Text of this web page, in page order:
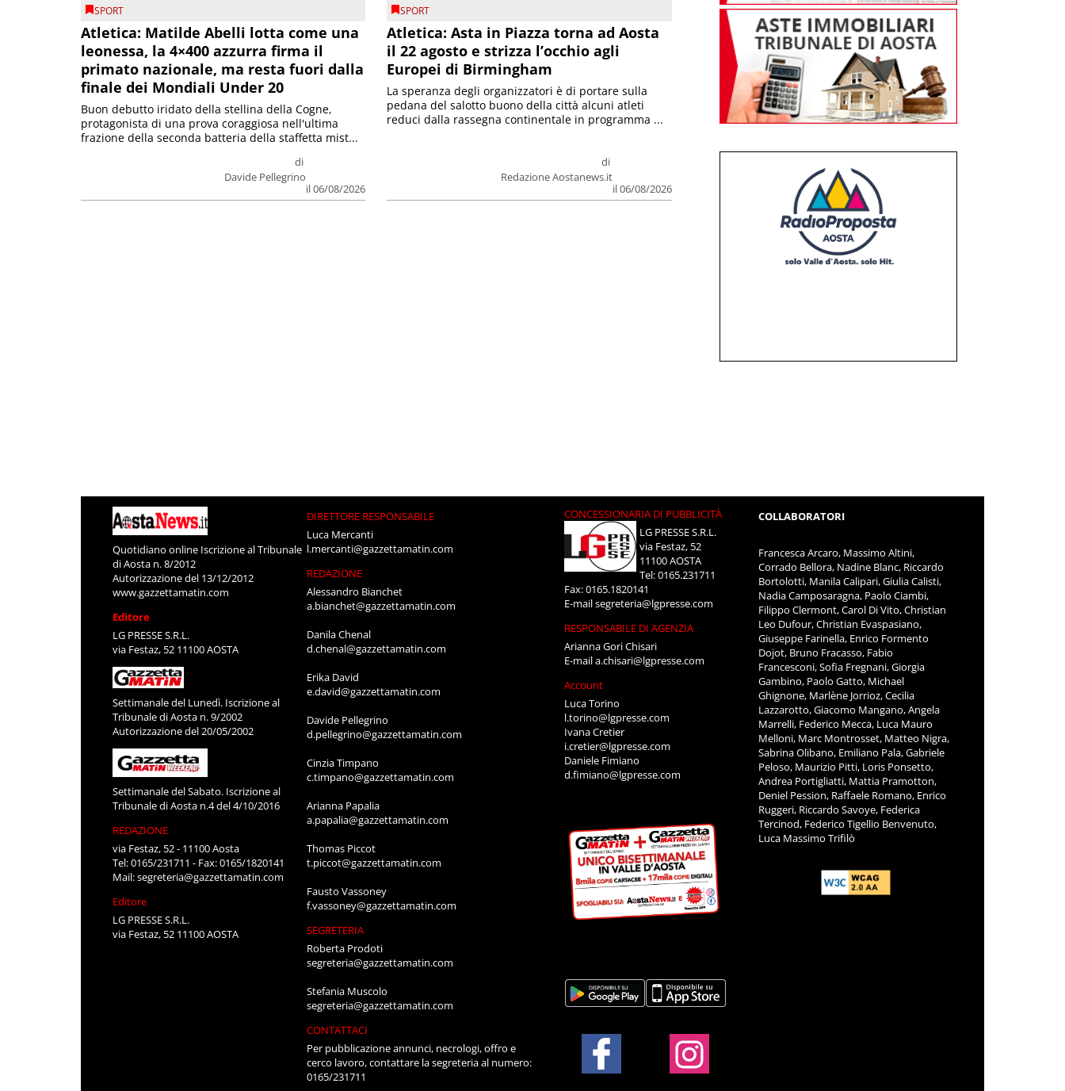
SPORT
Atletica: Matilde Abelli lotta come una
leonessa, la 4×400 azzurra firma il
primato nazionale, ma resta fuori dalla
finale dei Mondiali Under 20
di
Davide Pellegrino
il 06/08/2026
Buon debutto iridato della stellina della Cogne,
protagonista di una prova coraggiosa nell'ultima
frazione della seconda batteria della staffetta mist...
SPORT
Atletica: Asta in Piazza torna ad Aosta
il 22 agosto e strizza l’occhio agli
Europei di Birmingham
di
Redazione Aostanews.it
il 06/08/2026
La speranza degli organizzatori è di portare sulla
pedana del salotto buono della città alcuni atleti
reduci dalla rassegna continentale in programma ...
Quotidiano online Iscrizione al Tribunale
di Aosta n. 8/2012
Autorizzazione del 13/12/2012
www.gazzettamatin.com
Editore
LG PRESSE S.R.L.
via Festaz, 52 11100 AOSTA
Settimanale del Lunedì. Iscrizione al
Tribunale di Aosta n. 9/2002
Autorizzazione del 20/05/2002
Settimanale del Sabato. Iscrizione al
Tribunale di Aosta n.4 del 4/10/2016
REDAZIONE
via Festaz, 52 - 11100 Aosta
Tel: 0165/231711 - Fax: 0165/1820141
Mail:segreteria@gazzettamatin.com
Editore
LG PRESSE S.R.L.
via Festaz, 52 11100 AOSTA
DIRETTORE RESPONSABILE
Luca Mercanti
l.mercanti@gazzettamatin.com
REDAZIONE
Alessandro Bianchet
a.bianchet@gazzettamatin.com
Danila Chenal
d.chenal@gazzettamatin.com
Erika David
e.david@gazzettamatin.com
Davide Pellegrino
d.pellegrino@gazzettamatin.com
Cinzia Timpano
c.timpano@gazzettamatin.com
Arianna Papalia
a.papalia@gazzettamatin.com
Thomas Piccot
t.piccot@gazzettamatin.com
Fausto Vassoney
f.vassoney@gazzettamatin.com
SEGRETERIA
Roberta Prodoti
segreteria@gazzettamatin.com
Stefania Muscolo
segreteria@gazzettamatin.com
CONTATTACI
Per pubblicazione annunci, necrologi, offro e
cerco lavoro, contattare la segreteria al numero:
0165/231711
CONCESSIONARIA DI PUBBLICITÀ
LG PRESSE S.R.L.
via Festaz, 52
11100 AOSTA
Tel: 0165.231711
Fax: 0165.1820141
E-mailsegreteria@lgpresse.com
RESPONSABILE DI AGENZIA
Arianna Gori Chisari
E-maila.chisari@lgpresse.com
Account
Luca Torino
l.torino@lgpresse.com
Ivana Cretier
i.cretier@lgpresse.com
Daniele Fimiano
d.fimiano@lgpresse.com
COLLABORATORI
Francesca Arcaro, Massimo Altini,
Corrado Bellora, Nadine Blanc, Riccardo
Bortolotti, Manila Calipari, Giulia Calisti,
Nadia Camposaragna, Paolo Ciambi,
Filippo Clermont, Carol Di Vito, Christian
Leo Dufour, Christian Evaspasiano,
Giuseppe Farinella, Enrico Formento
Dojot, Bruno Fracasso, Fabio
Francesconi, Sofia Fregnani, Giorgia
Gambino, Paolo Gatto, Michael
Ghignone, Marlène Jorrioz, Cecilia
Lazzarotto, Giacomo Mangano, Angela
Marrelli, Federico Mecca, Luca Mauro
Melloni, Marc Montrosset, Matteo Nigra,
Sabrina Olibano, Emiliano Pala, Gabriele
Peloso, Maurizio Pitti, Loris Ponsetto,
Andrea Portigliatti, Mattia Pramotton,
Deniel Pession, Raffaele Romano, Enrico
Ruggeri, Riccardo Savoye, Federica
Tercinod, Federico Tigellio Benvenuto,
Luca Massimo Trifilò